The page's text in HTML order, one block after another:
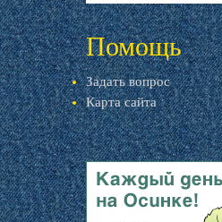
livemaster.ru
Помощь
Задать вопрос
Карта сайта